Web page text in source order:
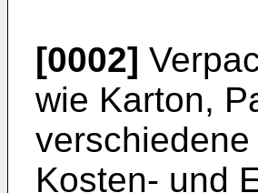
[0002]
wie Karton,
Kosten- und